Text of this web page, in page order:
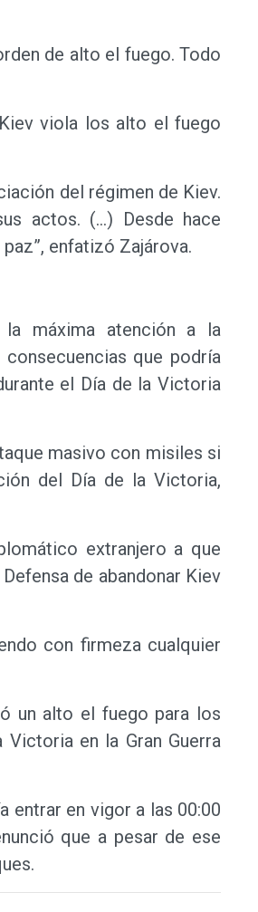
de alto el fuego. Todo
viola los alto el fuego
del régimen de Kiev.
actos. (…) Desde hace
enfatizó Zajárova.
máxima atención a la
que podría
el Día de la Victoria
masivo con misiles si
del Día de la Victoria,
extranjero a que
de abandonar Kiev
con firmeza cualquier
un alto el fuego para los
en la Gran Guerra
entrar en vigor a las 00:00
que a pesar de ese